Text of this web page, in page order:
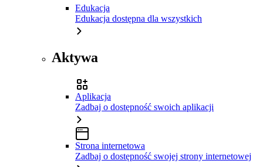
Edukacja
Edukacja dostępna dla wszystkich
Aktywa
Aplikacja
Zadbaj o dostępność swoich aplikacji
Strona internetowa
Zadbaj o dostępność swojej strony internetowej